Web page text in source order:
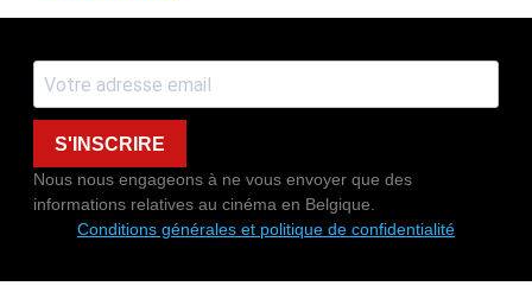
S'INSCRIRE
Nous nous engageons à ne vous envoyer que des
informations relatives au cinéma en Belgique.
Conditions générales et politique de confidentialité